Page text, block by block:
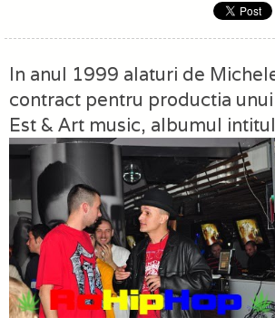
In anul 1999 alaturi de
contract pentru productia
Est & Art music, albumul